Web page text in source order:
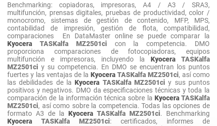
Benchmarking: copiadoras, impresoras, A4 / A3 / SRA3,
multifunción, prensas digitales, pruebas de productividad, color /
monocromo, sistemas de gestión de contenido, MFP, MPS,
contabilidad de impresión, gestión de flota, compatibilidad,
comparaciones En DataMaster online se puede comparar la
Kyocera
TASKalfa MZ2501ci con la competencia. DMO
proporciona comparaciones de fotocopiadoras, equipos
multifunción e impresoras, incluyendo la Kyocera
TASKalfa
MZ2501ci y su competencia. En DMO se encuentran los puntos
fuertes y las ventajas de la Kyocera TASKalfa MZ2501ci, así como
las debilidades de laKyocera TASKalfa MZ2501ci y sus puntos
positivos y negativos. DMO da especificaciones técnicas y toda la
comparación de la información técnica sobre la Kyocera TASKalfa
MZ2501ci, así como sobre la competencia. Todas las opciones de
formato A3 de la Kyocera TASKalfa MZ2501ci. Benchmarking
Kyocera
TASKalfa MZ2501ci: certificados, informes de